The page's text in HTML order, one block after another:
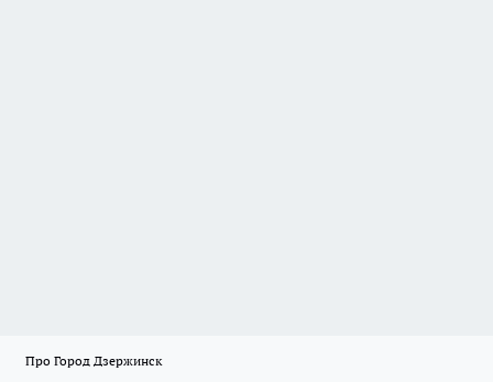
Про Город Дзержинск